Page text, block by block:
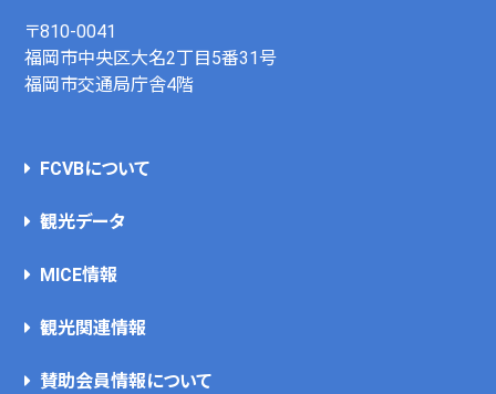
〒810-0041
福岡市中央区大名2丁目5番31号
福岡市交通局庁舎4階
FCVBについて
観光データ
MICE情報
観光関連情報
賛助会員情報について